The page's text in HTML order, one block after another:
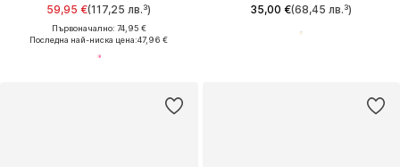
59,95 €(117,25 лв.³)
Първоначално: 74,95 €
Последна най-ниска цена:47,96 €
35,00 €(68,45 лв.³)